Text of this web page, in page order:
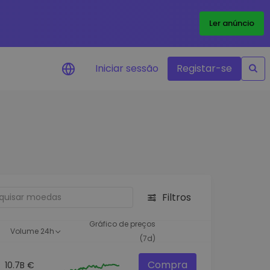
Ler anúncio
investimento
Ideias inteligentes para um
desempenho ótimo
Iniciar sessão Registar-se
Filtros
Volume 24h
Gráfico de preços
(7d)
10.7B € Compra